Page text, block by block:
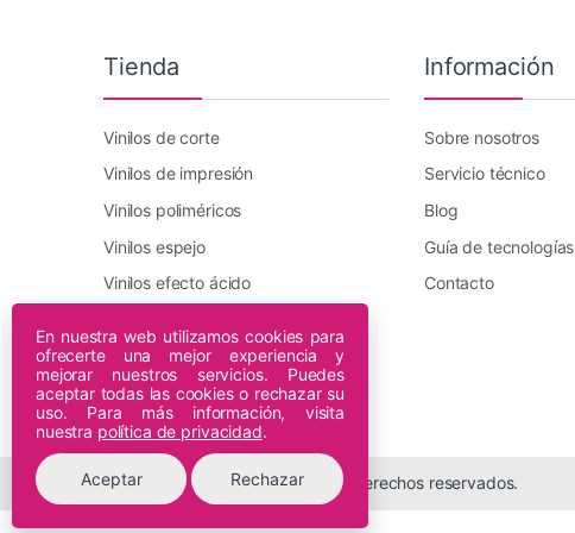
Tienda
Vinilos de corte
Vinilos de impresión
Vinilos poliméricos
Vinilos espejo
Vinilos efecto ácido
Plotters DTF Innuro
Plotters de impresión
Información
Sobre nosotros
Servicio técnico
Blog
Guía de tecnologías
Contacto
© 2026 Espiral Digital - Todos los derechos reservados.
En nuestra web utilizamos cookies para
ofrecerte una mejor experiencia y
mejorar nuestros servicios. Puedes
aceptar todas las cookies o rechazar su
uso. Para más información, visita
nuestra política de privacidad.
Aceptar Rechazar